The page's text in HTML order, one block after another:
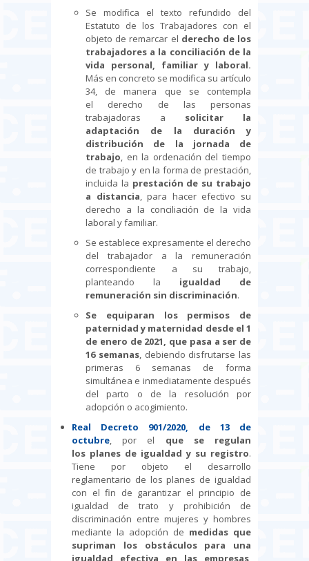
Se modifica el texto refundido del
Estatuto de los Trabajadores con el
objeto de remarcar el derecho de los
trabajadores a la conciliación de la
vida personal, familiar y laboral.
Más en concreto se modifica su artículo
34, de manera que se contempla
el derecho de las personas
trabajadoras a solicitar la
adaptación de la duración y
distribución de la jornada de
trabajo, en la ordenación del tiempo
de trabajo y en la forma de prestación,
incluida la prestación de su trabajo
a distancia, para hacer efectivo su
derecho a la conciliación de la vida
laboral y familiar.
Se establece expresamente el derecho
del trabajador a la remuneración
correspondiente a su trabajo,
planteando la igualdad de
remuneración sin discriminación.
Se equiparan los permisos de
paternidad y maternidad desde el 1
de enero de 2021, que pasa a ser de
16 semanas, debiendo disfrutarse las
primeras 6 semanas de forma
simultánea e inmediatamente después
del parto o de la resolución por
adopción o acogimiento.
Real Decreto 901/2020, de 13 de
octubre, por el que se regulan
los planes de igualdad y su registro.
Tiene por objeto el desarrollo
reglamentario de los planes de igualdad
con el fin de garantizar el principio de
igualdad de trato y prohibición de
discriminación entre mujeres y hombres
mediante la adopción de medidas que
supriman los obstáculos para una
igualdad efectiva en las empresas